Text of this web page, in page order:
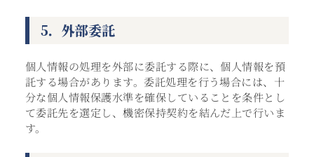
5．外部委託
個人情報の処理を外部に委託する際に、個人情報を預
託する場合があります。委託処理を行う場合には、十
分な個人情報保護水準を確保していることを条件とし
て委託先を選定し、機密保持契約を結んだ上で行いま
す。